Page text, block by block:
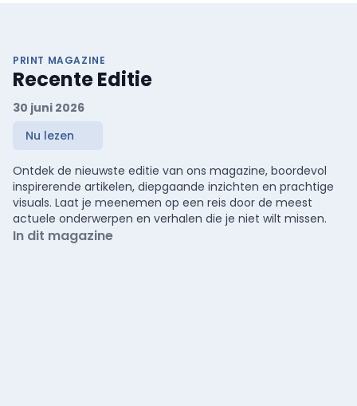
PRINT MAGAZINE
Recente Editie
30 juni 2026
Nu lezen
Ontdek de nieuwste editie van ons magazine, boordevol
inspirerende artikelen, diepgaande inzichten en prachtige
visuals. Laat je meenemen op een reis door de meest
actuele onderwerpen en verhalen die je niet wilt missen.
In dit magazine